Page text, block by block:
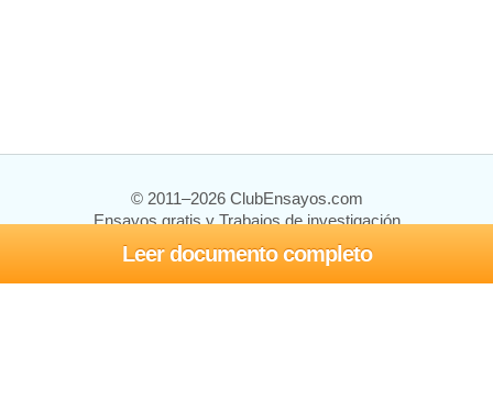
Leer documento completo
© 2011–2026 ClubEnsayos.com
Ensayos gratis y Trabajos de investigación